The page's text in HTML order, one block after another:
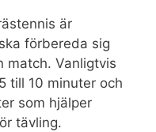
är
förbereda sig
match. Vanligtvis
till 10 minuter och
som hjälper
tävling.